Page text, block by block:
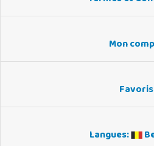
Mon
Favoris
Langues: